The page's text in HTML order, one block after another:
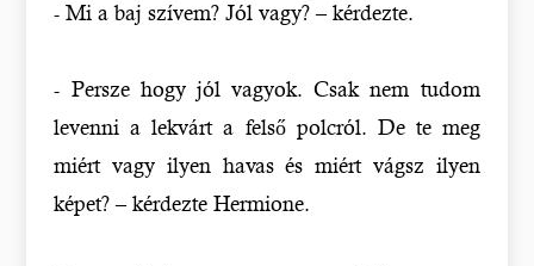
- Mi a baj szívem? Jól vagy? – kérdezte.
- Persze hogy jól vagyok. Csak nem tudom
levenni a lekvárt a felső polcról. De te meg
miért vagy ilyen havas és miért vágsz ilyen
képet? – kérdezte Hermione.